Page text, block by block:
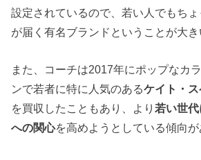
設定されているので、若い人でもち
が届く有名ブランドということが大き
また、コーチは2017年にポップなカ
ンで若者に特に人気のあるケイト・
を買収したこともあり、より若い世
への関心を高めようとしている傾向が